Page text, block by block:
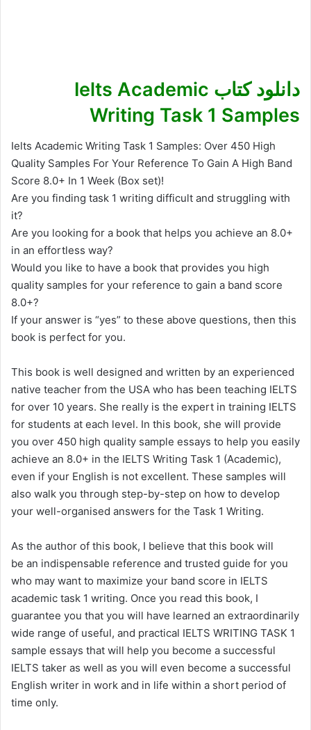
دانلود کتاب Ielts Academic
Writing Task 1 Samples
Ielts Academic Writing Task 1 Samples: Over 450 High
Quality Samples For Your Reference To Gain A High Band
Score 8.0+ In 1 Week (Box set)!
Are you finding task 1 writing difficult and struggling with
it?
Are you looking for a book that helps you achieve an 8.0+
in an effortless way?
Would you like to have a book that provides you high
quality samples for your reference to gain a band score
8.0+?
If your answer is “yes” to these above questions, then this
book is perfect for you.
This book is well designed and written by an experienced
native teacher from the USA who has been teaching IELTS
for over 10 years. She really is the expert in training IELTS
for students at each level. In this book, she will provide
you over 450 high quality sample essays to help you easily
achieve an 8.0+ in the IELTS Writing Task 1 (Academic),
even if your English is not excellent. These samples will
also walk you through step-by-step on how to develop
your well-organised answers for the Task 1 Writing.
As the author of this book, I believe that this book will
be an indispensable reference and trusted guide for you
who may want to maximize your band score in IELTS
academic task 1 writing. Once you read this book, I
guarantee you that you will have learned an extraordinarily
wide range of useful, and practical IELTS WRITING TASK 1
sample essays that will help you become a successful
IELTS taker as well as you will even become a successful
English writer in work and in life within a short period of
time only.